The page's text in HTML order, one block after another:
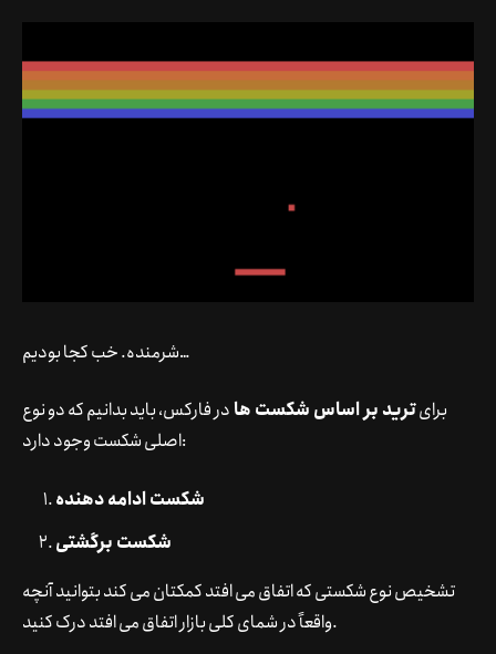
شرمنده. خب کجا بودیم…
برایترید بر اساس شکست ها در فارکس، باید بدانیم که دو نوع
اصلی شکست وجود دارد:
شکست ادامه دهنده
شکست برگشتی
تشخیص نوع شکستی که اتفاق می افتد کمکتان می کند بتوانید آنچه
واقعاً در شمای کلی بازار اتفاق می افتد درک کنید.